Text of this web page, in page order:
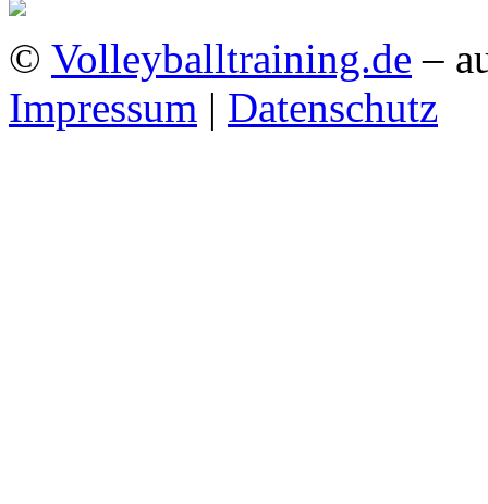
© Volleyballtraining.de –
Impressum | Datenschutz